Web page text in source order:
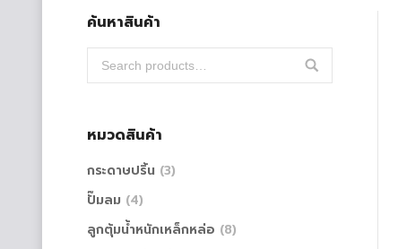
ค้นหาสินค้า
หมวดสินค้า
กระดาษปริ้น (3)
ปั๊มลม (4)
ลูกตุ้มน้ำหนักเหล็กหล่อ (8)